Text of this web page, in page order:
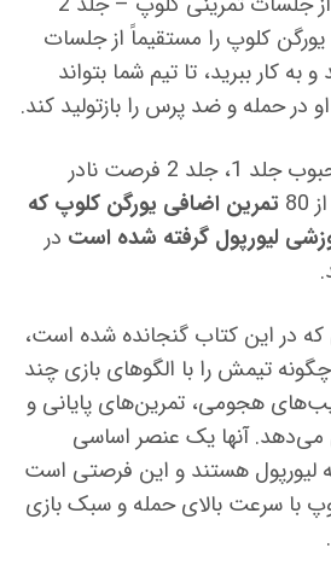
کلوپ را مستقیماً از جلسات
به کار ببرید، تا تیم شما بتواند
در حمله و ضد پرس را بازتولید کند.
به دنبال کتاب بسیار محبوب جلد 1، جلد 2 فرصت نادر
تمرین اضافی یورگن کلوپ که
لیورپول گرفته شده است در
که در این کتاب گنجانده شده است،
چگونه تیمش را با الگوهای بازی چند
هجومی، تمرین‌های پایانی و
می‌دهد. آنها یک عنصر اساسی
لیورپول هستند و این فرصتی است
با سرعت بالای حمله و سبک بازی